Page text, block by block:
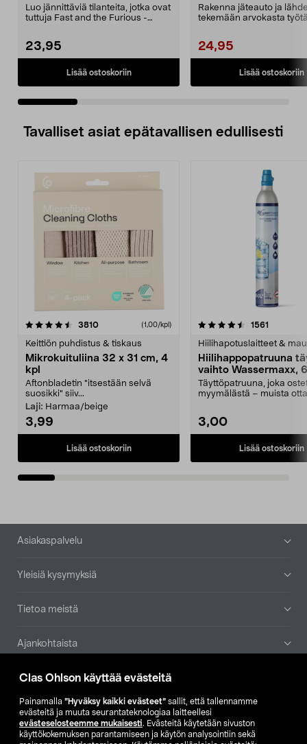
Clas Ohlson käyttää evästeitä
Painamalla ”Hyväksy kaikki evästeet” sallit, että tallennamme
evästeitä ja muuta seurantateknologiaa laitteellesi
evästeselosteemme mukaisesti. Evästeitä käytetään sivuston
käyttökokemuksen parantamiseen ja käytön analysointiin sekä
GT-R (R34) 76917, yli 9-
vuotiaille
Luo jännittäviä tilanteita, jotka ovat
tuttuja Fast and the Furious -
23,95
Lisää ostoskoriin
vuotiaille
Rakenna jäteauto ja
tekemään arvokasta
24,95
Lisää ostoskoriin
Tavalliset asiat epätavallisen edullisesti
3810arvostelut (1,00/kpl)
Keittiön puhdistus & tiskaus
Mikrokuituliina 32 x 31 cm, 4
kpl
Aftonbladetin "itsestään selvä
suosikki" siiv...
Laji: Harmaa/beige
3,99
Lisää ostoskoriin
4.5viidestä
1561
Hiilihapotuslaitteet &
Hiilihappopatruuna
vaihto Wassermaxx,
Täyttöpatruuna, joka
myymälästä – muista
3,00
Lisää ostoskoriin
4.5viidestä
Alatunniste
Asiakaspalvelu
Yleisiä kysymyksiä
Tietoa meistä
Ajankohtaista
Muut yrityksemme
Etsi myymälä